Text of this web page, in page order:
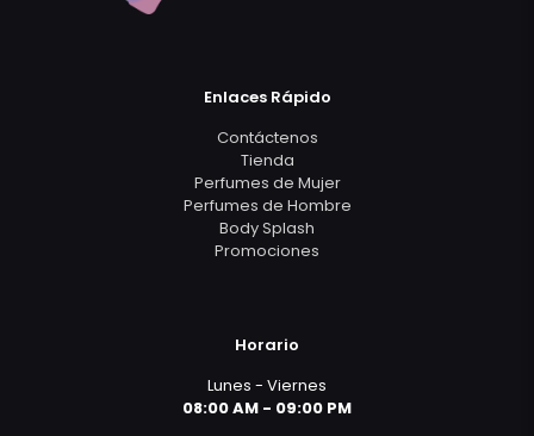
Enlaces Rápido
Contáctenos
Tienda
Perfumes de Mujer
Perfumes de Hombre
Body Splash
Promociones
Horario
Lunes - Viernes
08:00 AM - 09:00 PM